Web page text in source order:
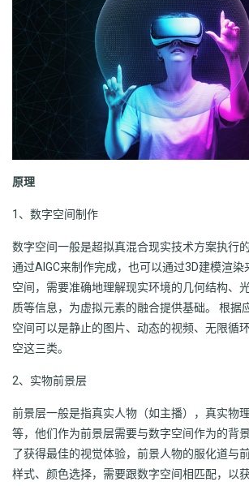
原理
1、数字空间制作
数字空间一般是超拟真混合现实技术方案执行
通过AIGC来制作完成，也可以通过3D建模渲染
空间，需要准确地理解现实环境的几何结构、
质等信息，为虚拟元素的融合提供基础。 根据
空间可以是静止的图片、动态的视频、无限循
空这三类。
2、实物前景层
前景层一般是指真实人物（如主播），真实物
等，他们作为前景层需要与数字空间作为的背
了获得最佳的视觉体验，前景人物的服化道与
样式、颜色选择，需要跟数字空间相匹配，以